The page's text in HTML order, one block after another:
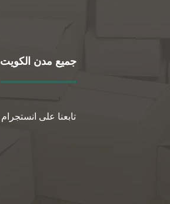
جميع مدن الكويت
تابعنا على انستجرام